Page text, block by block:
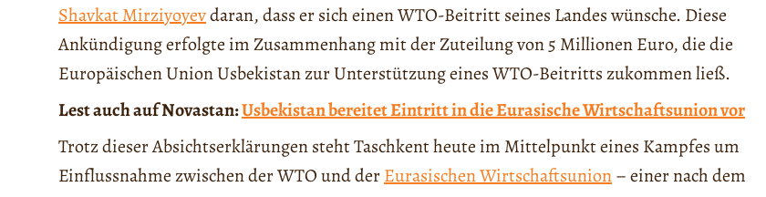
Shavkat Mirziyoyevdaran, dass er sich einen WTO-Beitritt seines Landes wünsche. Diese
Ankündigung erfolgte im Zusammenhang mit der Zuteilung von 5 Millionen Euro, die die
Europäischen Union Usbekistan zur Unterstützung eines WTO-Beitritts zukommen ließ.
Lest auch auf Novastan:Usbekistan bereitet Eintritt in die Eurasische Wirtschaftsunion vor
Trotz dieser Absichtserklärungen steht Taschkent heute im Mittelpunkt eines Kampfes um
Einflussnahme zwischen der WTO und derEurasischen Wirtschaftsunion– einer nach dem